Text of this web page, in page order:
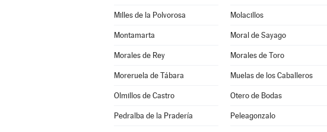
Milles de la Polvorosa Molacillos
Montamarta Moral de Sayago
Morales de Rey Morales de Toro
Moreruela de Tábara Muelas de los Caballeros
Olmillos de Castro Otero de Bodas
Pedralba de la Pradería Peleagonzalo